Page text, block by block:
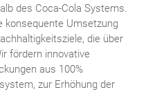
des Coca-Cola Systems.
konsequente Umsetzung
die über
fördern innovative
aus 100%
zur Erhöhung der